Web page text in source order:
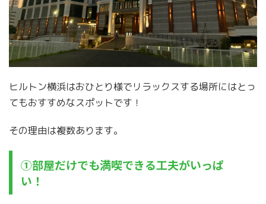
ヒルトン横浜はおひとり様でリラックスする場所にはとっ
てもおすすめなスポットです！
その理由は複数あります。
①部屋だけでも満喫できる工夫がいっぱ
い！